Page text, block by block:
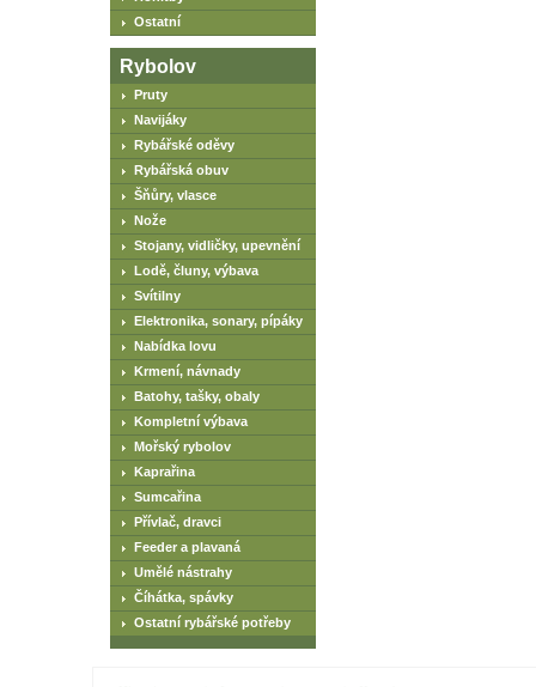
Ostatní
Rybolov
Pruty
Navijáky
Rybářské oděvy
Rybářská obuv
Šňůry, vlasce
Nože
Stojany, vidličky, upevnění
Lodě, čluny, výbava
Svítilny
Elektronika, sonary, pípáky
Nabídka lovu
Krmení, návnady
Batohy, tašky, obaly
Kompletní výbava
Mořský rybolov
Kaprařina
Sumcařina
Přívlač, dravci
Feeder a plavaná
Umělé nástrahy
Číhátka, spávky
Ostatní rybářské potřeby